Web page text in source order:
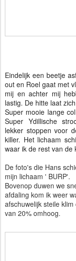
Eindelijk een beetje
out en Roel gaat met
mij en achter mij
lastig. De hitte laat
Super mooie lange
Super Ydillische
lekker stoppen voor
killer. Het lichaam
waar ik de rest van de
De foto's die Hans
mijn lichaam ' BURP'.
Bovenop duwen we
afdaling kom ik weer
afschuwelijk steile
van 20% omhoog.